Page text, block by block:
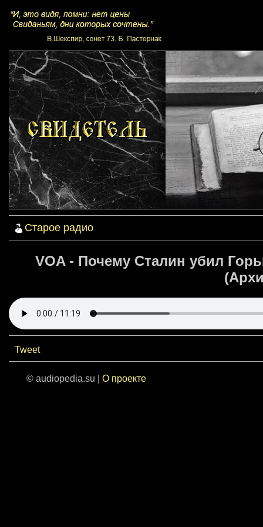
Старое радио
VOA - Почему Сталин убил
Tweet
© audiopedia.su | О проекте